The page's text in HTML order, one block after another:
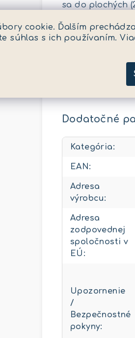
cookie. Ďalším
súhlas s ich používaním.
sa do plochých
BPA, ftalátov a
dieliky MAGNA-
oranžová
s motívom
Technické
spevnenej
obsahuje malé
Dodatočné
Kategória:
EAN:
Adresa
výrobcu:
Adresa
zodpovednej
spoločnosti v
EÚ :
Upozornenie
/
Bezpečnostné
pokyny: